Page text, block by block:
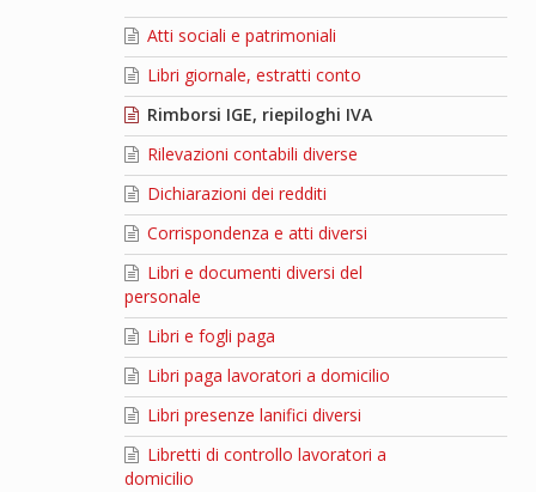
Atti sociali e patrimoniali
Libri giornale, estratti conto
Rimborsi IGE, riepiloghi IVA
Rilevazioni contabili diverse
Dichiarazioni dei redditi
Corrispondenza e atti diversi
Libri e documenti diversi del
personale
Libri e fogli paga
Libri paga lavoratori a domicilio
Libri presenze lanifici diversi
Libretti di controllo lavoratori a
domicilio